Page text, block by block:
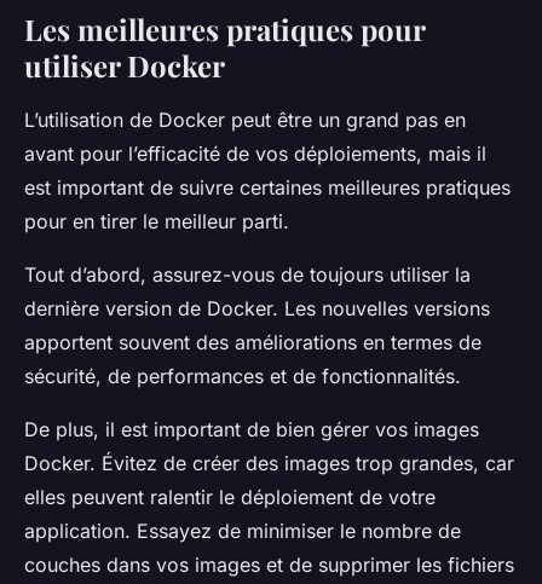
Les meilleures pratiques pour
utiliser Docker
L’utilisation de Docker peut être un grand pas en
avant pour l’efficacité de vos déploiements, mais il
est important de suivre certaines meilleures pratiques
pour en tirer le meilleur parti.
Tout d’abord, assurez-vous de toujours utiliser la
dernière version de Docker. Les nouvelles versions
apportent souvent des améliorations en termes de
sécurité, de performances et de fonctionnalités.
De plus, il est important de bien gérer vos images
Docker. Évitez de créer des images trop grandes, car
elles peuvent ralentir le déploiement de votre
application. Essayez de minimiser le nombre de
couches dans vos images et de supprimer les fichiers